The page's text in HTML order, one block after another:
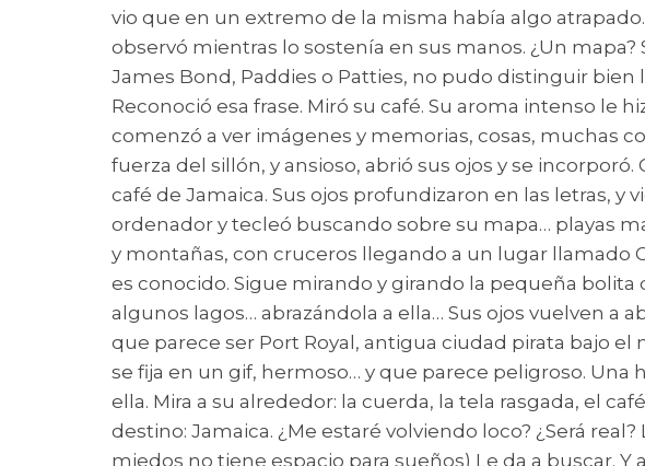
vio que en un extremo de la misma había algo
observó mientras lo sostenía en sus manos. ¿Un
James Bond, Paddies o Patties, no pudo distinguir bien
Reconoció esa frase. Miró su café. Su aroma intenso le
comenzó a ver imágenes y memorias, cosas, muchas
fuerza del sillón, y ansioso, abrió sus ojos y se
café de Jamaica. Sus ojos profundizaron en las letras, y
ordenador y tecleó buscando sobre su mapa… playas
y montañas, con cruceros llegando a un lugar llamado
es conocido. Sigue mirando y girando la pequeña
algunos lagos… abrazándola a ella… Sus ojos vuelven a
que parece ser Port Royal, antigua ciudad pirata bajo
se fija en un gif, hermoso… y que parece peligroso. Una
ella. Mira a su alrededor: la cuerda, la tela rasgada, el
destino: Jamaica. ¿Me estaré volviendo loco? ¿Será
miedos no tiene espacio para sueños) Le da a buscar. Y